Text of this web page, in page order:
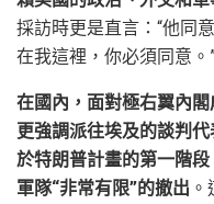
採訪時更是直言：“他同
在我這裡，你必須同意。
在國內，面對極右翼內
更強調派往埃及的談判
於特朗普計畫的第一階
軍隊“非常有限”的撤出